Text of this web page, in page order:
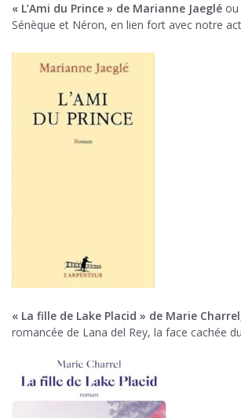
« L’Ami du Prince » de Marianne Jaeglé
Sénèque et Néron, en lien fort avec notre
« La fille de Lake Placid » de Marie Charrel
romancée de Lana del Rey, la face cachée